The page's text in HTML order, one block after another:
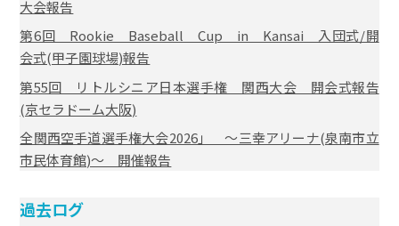
大会報告
第6回 Rookie Baseball Cup in Kansai 入団式/開
会式(甲子園球場)報告
第55回 リトルシニア日本選手権 関西大会 開会式報告
(京セラドーム大阪)
全関西空手道選手権大会2026」 ～三幸アリーナ(泉南市立
市民体育館)～ 開催報告
過去ログ